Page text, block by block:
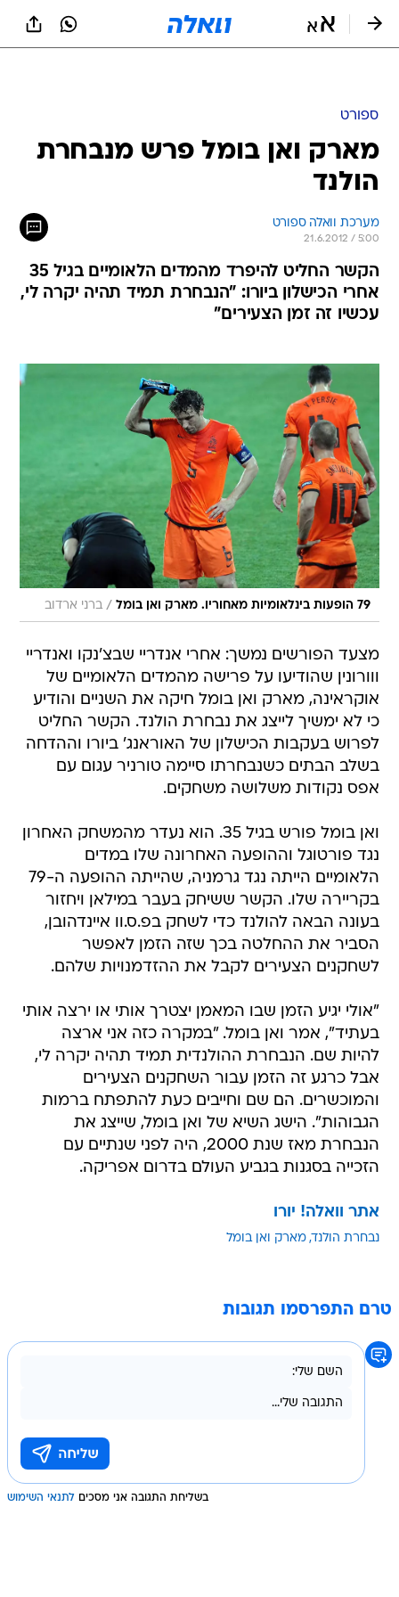
ספורט
מארק ואן בומל פרש מנבחרת
הולנד
מערכת וואלה ספורט
21.6.2012 / 5:00
הקשר החליט להיפרד מהמדים הלאומיים בגיל 35
אחרי הכישלון ביורו: "הנבחרת תמיד תהיה יקרה לי,
עכשיו זה זמן הצעירים"
79 הופעות בינלאומיות מאחוריו. מארק ואן בומל / ברני ארדוב
מצעד הפורשים נמשך: אחרי אנדריי שבצ'נקו ואנדריי
ווורונין שהודיעו על פרישה מהמדים הלאומיים של
אוקראינה, מארק ואן בומל חיקה את השניים והודיע
כי לא ימשיך לייצג את נבחרת הולנד. הקשר החליט
לפרוש בעקבות הכישלון של האוראנג' ביורו וההדחה
בשלב הבתים כשנבחרתו סיימה טורניר עגום עם
אפס נקודות משלושה משחקים.
ואן בומל פורש בגיל 35. הוא נעדר מהמשחק האחרון
נגד פורטוגל וההופעה האחרונה שלו במדים
הלאומיים הייתה נגד גרמניה, שהייתה ההופעה ה-79
בקריירה שלו. הקשר ששיחק בעבר במילאן ויחזור
בעונה הבאה להולנד כדי לשחק בפ.ס.וו איינדהובן,
הסביר את ההחלטה בכך שזה הזמן לאפשר
לשחקנים הצעירים לקבל את ההזדמנויות שלהם.
"אולי יגיע הזמן שבו המאמן יצטרך אותי או ירצה אותי
בעתיד", אמר ואן בומל. "במקרה כזה אני ארצה
להיות שם. הנבחרת ההולנדית תמיד תהיה יקרה לי,
אבל כרגע זה הזמן עבור השחקנים הצעירים
והמוכשרים. הם שם וחייבים כעת להתפתח ברמות
הגבוהות". הישג השיא של ואן בומל, שייצג את
הנבחרת מאז שנת 2000, היה לפני שנתיים עם
הזכייה בסגנות בגביע העולם בדרום אפריקה.
אתר וואלה! יורו
נבחרת הולנד מארק ואן בומל
טרם התפרסמו תגובות
בשליחת התגובה אני מסכים לתנאי השימוש